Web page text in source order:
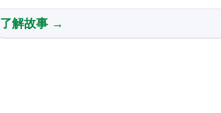
動智慧化轉型，藉由製程升級精準切
入國際高端消費市場，搶佔外銷先
自動化生產與24小時不斷電冷鏈倉
儲。此舉不僅大幅降低人為風險、強
了解故事 →